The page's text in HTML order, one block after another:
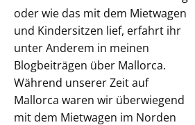
oder wie das mit dem Mietwagen
und Kindersitzen lief, erfahrt ihr
unter Anderem in meinen
Blogbeiträgen über Mallorca.
Während unserer Zeit auf
Mallorca waren wir überwiegend
mit dem Mietwagen im Norden